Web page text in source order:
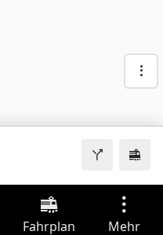
Fahrplan Mehr